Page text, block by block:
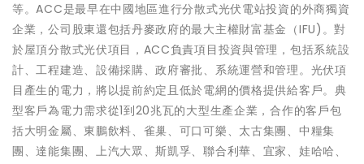
等。ACC是最早在中國地區進行分散式光伏電站投資的外商獨資
企業，公司股東還包括丹麥政府的最大主權財富基金（IFU)。對
於屋頂分散式光伏項目，ACC負責項目投資與管理，包括系統設
計、工程建造、設備採購、政府審批、系統運營和管理。光伏項
目產生的電力，將以提前約定且低於電網的價格提供給客戶。典
型客戶為電力需求從1到20兆瓦的大型生產企業，合作的客戶包
括大明金屬、東鵬飲料、雀巢、可口可樂、太古集團、中糧集
團、達能集團、上汽大眾、斯凱孚、聯合利華、宜家、娃哈哈、